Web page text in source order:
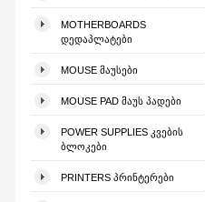
MOTHERBOARDS
ᲓᲔᲓᲐᲞᲚᲐᲢᲔᲑᲘ
MOUSE ᲛᲐᲣᲡᲔᲑᲘ
MOUSE PAD ᲛᲐᲣᲡ ᲞᲐᲓᲔᲑᲘ
POWER SUPPLIES ᲙᲕᲔᲑᲘᲡ
ᲑᲚᲝᲙᲔᲑᲘ
PRINTERS ᲞᲠᲘᲜᲢᲔᲠᲔᲑᲘ